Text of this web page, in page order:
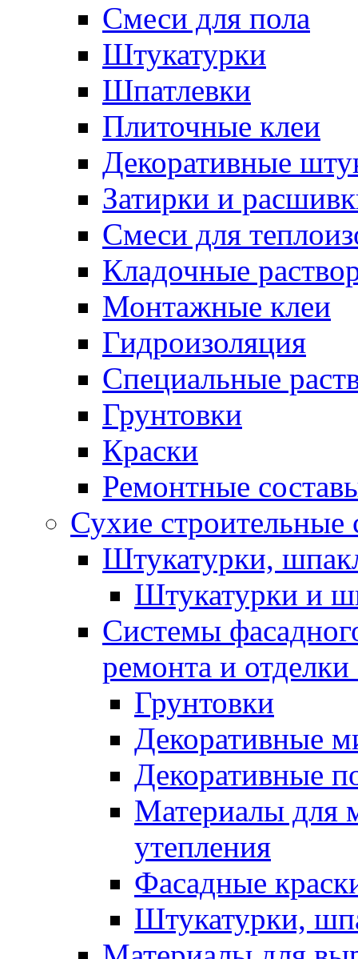
Смеси для пола
Штукатурки
Шпатлевки
Плиточные клеи
Декоративные
Затирки и
Смеси для
Кладочные
Монтажные клеи
Гидроизоляция
Специальные
Грунтовки
Краски
Ремонтные
Сухие
Штукатурки,
Штукатурки и
Системы
ремонта и отделки
Грунтовки
Декоративные
Декоративные
Материалы для
утепления
Фасадные
Штукатурки,